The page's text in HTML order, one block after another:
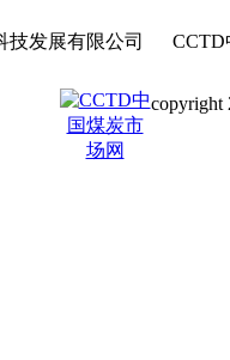
技发展有限公司
copyright